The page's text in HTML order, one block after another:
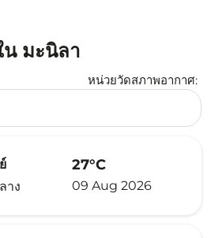
มะนิลา
หน่วยวัดสภาพอากาศ:
ซียส Selected
าง
27°C
09 Aug 2026